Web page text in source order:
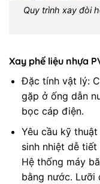
Quy trình xay đòi
Xay phế liệu nhựa
Đặc tính vật lý:
gặp ở ống dẫn
bọc cáp điện.
Yêu cầu kỹ
sinh nhiệt dễ
Hệ thống máy
bằng nước. Lưỡi